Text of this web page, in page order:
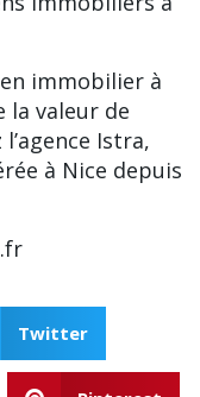
immobilier à
la valeur de
Istra,
à Nice depuis
Twitter